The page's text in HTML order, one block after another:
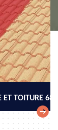
TOITURE 68